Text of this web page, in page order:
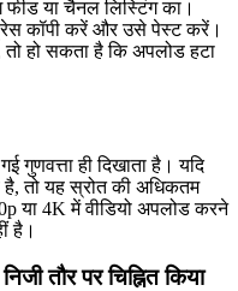
फीड या चैनल लिस्टिंग का।
कॉपी करें और उसे पेस्ट करें।
हो सकता है कि अपलोड हटा
गुणवत्ता ही दिखाता है। यदि
तो यह स्रोत की अधिकतम
या 4K में वीडियो अपलोड करने
है।
तौर पर चिह्नित किया